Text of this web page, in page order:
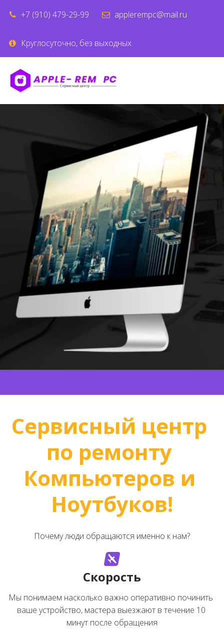
+7 (910) 479-29-99 applerempc@mail.ru
Круглосуточно, без выходных
Сервисный центр
по ремонту
Компьютеров и
Ноутбуков!
Почему люди обращаются именно к нам?
Скорость
Мы понимаем насколько важно оперативно починить
ваше устройство, мастера выезжают в течение 10
минут после обращения